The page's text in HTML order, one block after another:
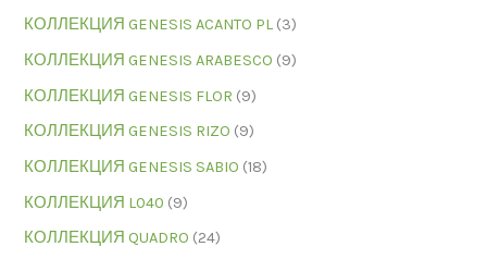
КОЛЛЕКЦИЯ GENESIS ACANTO PL (3)
КОЛЛЕКЦИЯ GENESIS ARABESCO (9)
КОЛЛЕКЦИЯ GENESIS FLOR (9)
КОЛЛЕКЦИЯ GENESIS RIZO (9)
КОЛЛЕКЦИЯ GENESIS SABIO (18)
КОЛЛЕКЦИЯ L040 (9)
КОЛЛЕКЦИЯ QUADRO (24)